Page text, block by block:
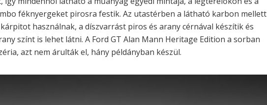
féknyergeket pirosra festik. Az utastérben a látható karbon mellett
használnak, a díszvarrást piros és arany cérnával készítik és
színt is lehet látni. A Ford GT Alan Mann Heritage Edition a sorban
azt nem árulták el, hány példányban készül.